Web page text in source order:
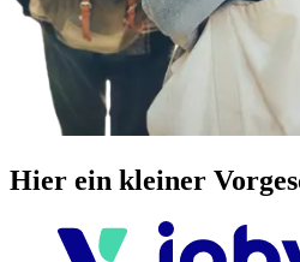
Hier ein kleiner